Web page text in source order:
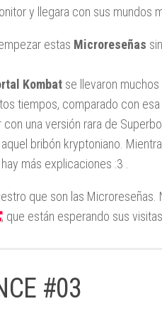
y llegara con sus mundos
estas Microreseñas
Kombat se llevaron
tiempos, comparado con
con una versión rara de
bribón kryptoniano.
más explicaciones :3 .
que son las Microreseñas.
, que están esperando sus
#03